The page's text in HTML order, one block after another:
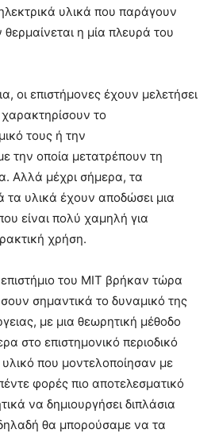
υλικά που παράγουν
η μία πλευρά του
οι επιστήμονες έχουν μελετήσει
το
τους ή την
την οποία μετατρέπουν τη
Αλλά μέχρι σήμερα, τα
τα υλικά έχουν αποδώσει μια
είναι πολύ χαμηλή για
χρήση.
του MIT βρήκαν τώρα
σημαντικά το δυναμικό της
με μια θεωρητική μέθοδο
στο επιστημονικό περιοδικό
που μοντελοποίησαν με
φορές πιο αποτελεσματικό
να δημιουργήσει διπλάσια
θα μπορούσαμε να τα